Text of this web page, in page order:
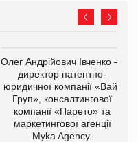
Олег Андрійович Івченко —
директор патентно-
юридичної компанії «Вайз
Груп», консалтингової
компанії «Парето» та
маркетингової агенції
Myka Agency.